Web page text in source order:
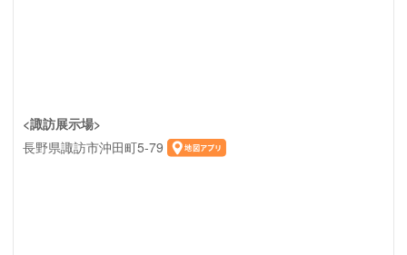
<諏訪展示場>
長野県諏訪市沖田町5-79